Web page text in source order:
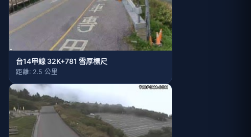
台14甲線 32K+781 雪厚標尺
距離: 2.5 公里